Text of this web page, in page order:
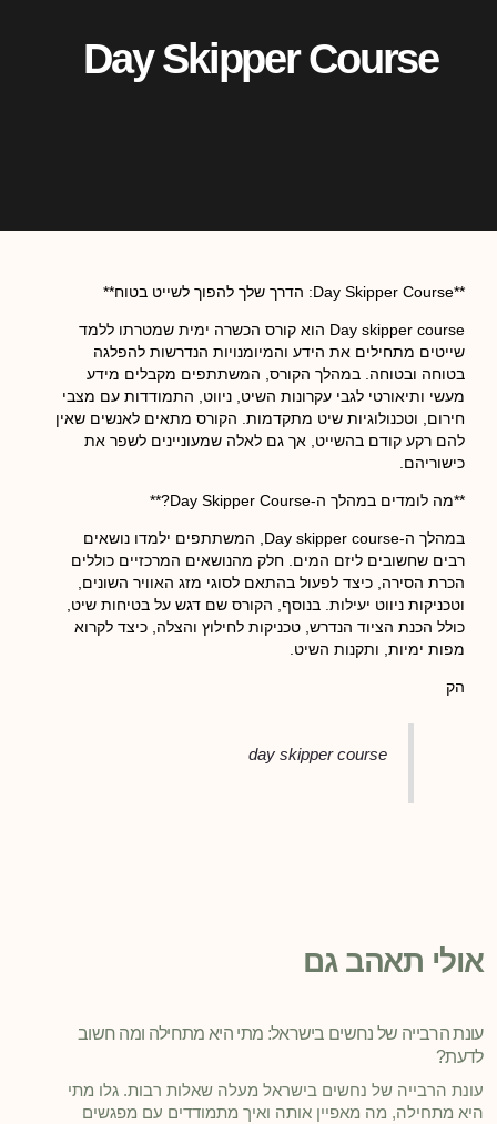
Day Skipper Course
**Day Skipper Course: הדרך שלך להפוך לשייט בטוח**
Day skipper course הוא קורס הכשרה ימית שמטרתו ללמד
שייטים מתחילים את הידע והמיומנויות הנדרשות להפלגה
בטוחה ובטוחה. במהלך הקורס, המשתתפים מקבלים מידע
מעשי ותיאורטי לגבי עקרונות השיט, ניווט, התמודדות עם מצבי
חירום, וטכנולוגיות שיט מתקדמות. הקורס מתאים לאנשים שאין
להם רקע קודם בהשייט, אך גם לאלה שמעוניינים לשפר את
כישוריהם.
**מה לומדים במהלך ה-Day Skipper Course?**
במהלך ה-Day skipper course, המשתתפים ילמדו נושאים
רבים שחשובים ליזם המים. חלק מהנושאים המרכזיים כוללים
הכרת הסירה, כיצד לפעול בהתאם לסוגי מזג האוויר השונים,
וטכניקות ניווט יעילות. בנוסף, הקורס שם דגש על בטיחות שיט,
כולל הכנת הציוד הנדרש, טכניקות לחילוץ והצלה, כיצד לקרוא
מפות ימיות, ותקנות השיט.
הק
day skipper course
אולי תאהב גם
עונת הרבייה של נחשים בישראל: מתי היא מתחילה ומה חשוב
לדעת?
עונת הרבייה של נחשים בישראל מעלה שאלות רבות. גלו מתי
היא מתחילה, מה מאפיין אותה ואיך מתמודדים עם מפגשים